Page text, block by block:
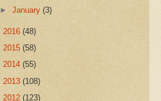
►January(3)
2016 (48)
2015 (58)
2014 (55)
2013 (108)
2012 (123)